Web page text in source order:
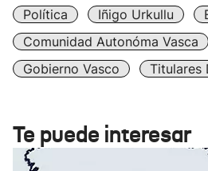
Política Iñigo Urkullu
Comunidad Autonóma Vasca
Gobierno Vasco
Titulares
Te puede interesar